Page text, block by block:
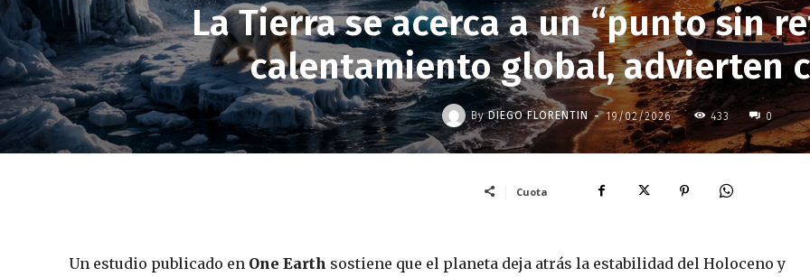
La Tierra se acerca a un “punto sin
calentamiento global, advierten
By DIEGO FLORENTIN - 19/02/2026 433 0
Cuota
Un estudio publicado en One Earth sostiene que el planeta deja atrás la estabilidad del Holoceno y